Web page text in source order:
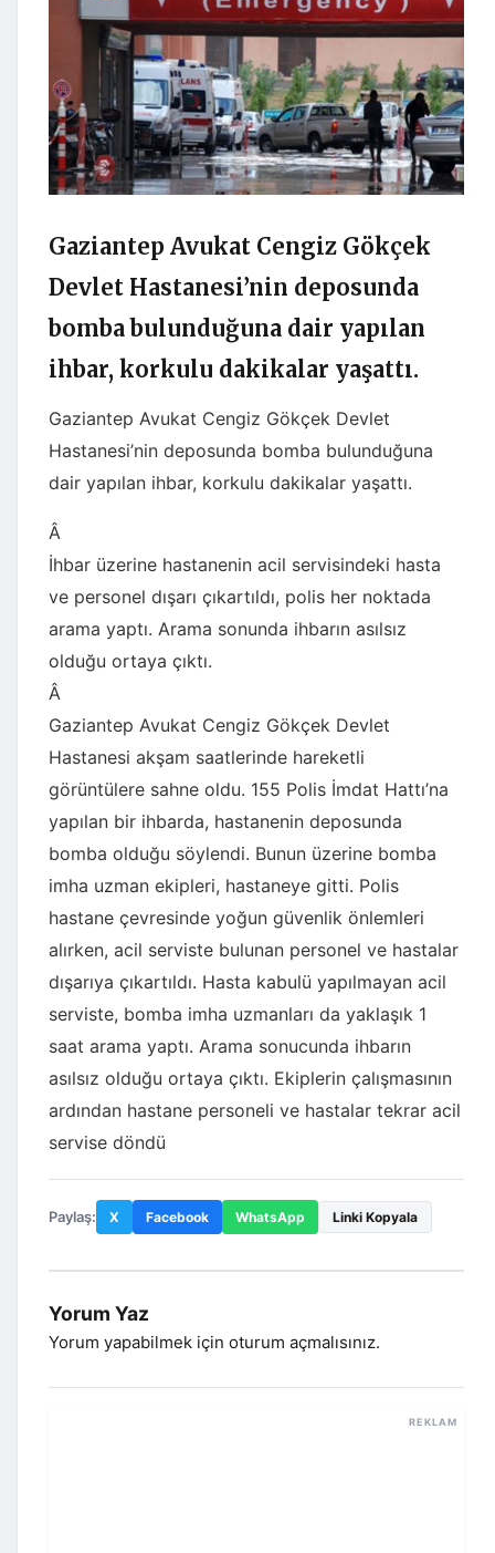
Gaziantep Avukat Cengiz Gökçek
Devlet Hastanesi’nin deposunda
bomba bulunduğuna dair yapılan
ihbar, korkulu dakikalar yaşattı.
Gaziantep Avukat Cengiz Gökçek Devlet
Hastanesi’nin deposunda bomba bulunduğuna
dair yapılan ihbar, korkulu dakikalar yaşattı.
Â
İhbar üzerine hastanenin acil servisindeki hasta
ve personel dışarı çıkartıldı, polis her noktada
arama yaptı. Arama sonunda ihbarın asılsız
olduğu ortaya çıktı.
Â
Gaziantep Avukat Cengiz Gökçek Devlet
Hastanesi akşam saatlerinde hareketli
görüntülere sahne oldu. 155 Polis İmdat Hattı’na
yapılan bir ihbarda, hastanenin deposunda
bomba olduğu söylendi. Bunun üzerine bomba
imha uzman ekipleri, hastaneye gitti. Polis
hastane çevresinde yoğun güvenlik önlemleri
alırken, acil serviste bulunan personel ve hastalar
dışarıya çıkartıldı. Hasta kabulü yapılmayan acil
serviste, bomba imha uzmanları da yaklaşık 1
saat arama yaptı. Arama sonucunda ihbarın
asılsız olduğu ortaya çıktı. Ekiplerin çalışmasının
ardından hastane personeli ve hastalar tekrar acil
servise döndü
Paylaş: X Facebook WhatsApp Linki Kopyala
Yorum Yaz
Yorum yapabilmek için oturum açmalısınız.
REKLAM